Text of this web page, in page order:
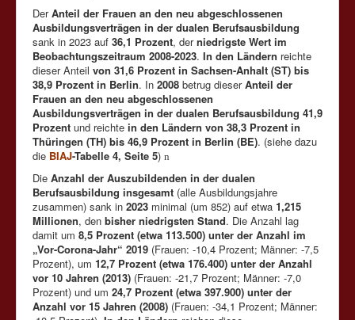
DerAnteil der Frauen an den neu abgeschlossenen
Ausbildungsverträgen in der dualen Berufsausbildung
sank in 2023 auf 36,1 Prozent, derniedrigste Wert im
Beobachtungszeitraum 2008-2023. In den Ländern reichte
dieser Anteil von 31,6 Prozent in Sachsen-Anhalt (ST) bis
38,9 Prozent in Berlin. In 2008 betrug dieserAnteil der
Frauen an den neu abgeschlossenen
Ausbildungsverträgen in der dualen Berufsausbildung 41,9
Prozent und reichte in den Ländern von 38,3 Prozent in
Thüringen (TH) bis 46,9 Prozent in Berlin (BE). (siehe dazu
die BIAJ-Tabelle 4, Seite 5) n
Die Anzahl der Auszubildenden in der dualen
Berufsausbildung insgesamt (alle Ausbildungsjahre
zusammen) sank in 2023 minimal (um 852) auf etwa 1,215
Millionen, den bisher niedrigsten Stand. Die Anzahl lag
damit um 8,5 Prozent (etwa 113.500) unter der Anzahl im
„Vor-Corona-Jahr“ 2019 (Frauen: -10,4 Prozent; Männer: -7,5
Prozent), um 12,7 Prozent (etwa 176.400) unter der Anzahl
vor 10 Jahren (2013) (Frauen: -21,7 Prozent; Männer: -7,0
Prozent) und um 24,7 Prozent (etwa 397.900) unter der
Anzahl vor 15 Jahren (2008) (Frauen: -34,1 Prozent; Männer: